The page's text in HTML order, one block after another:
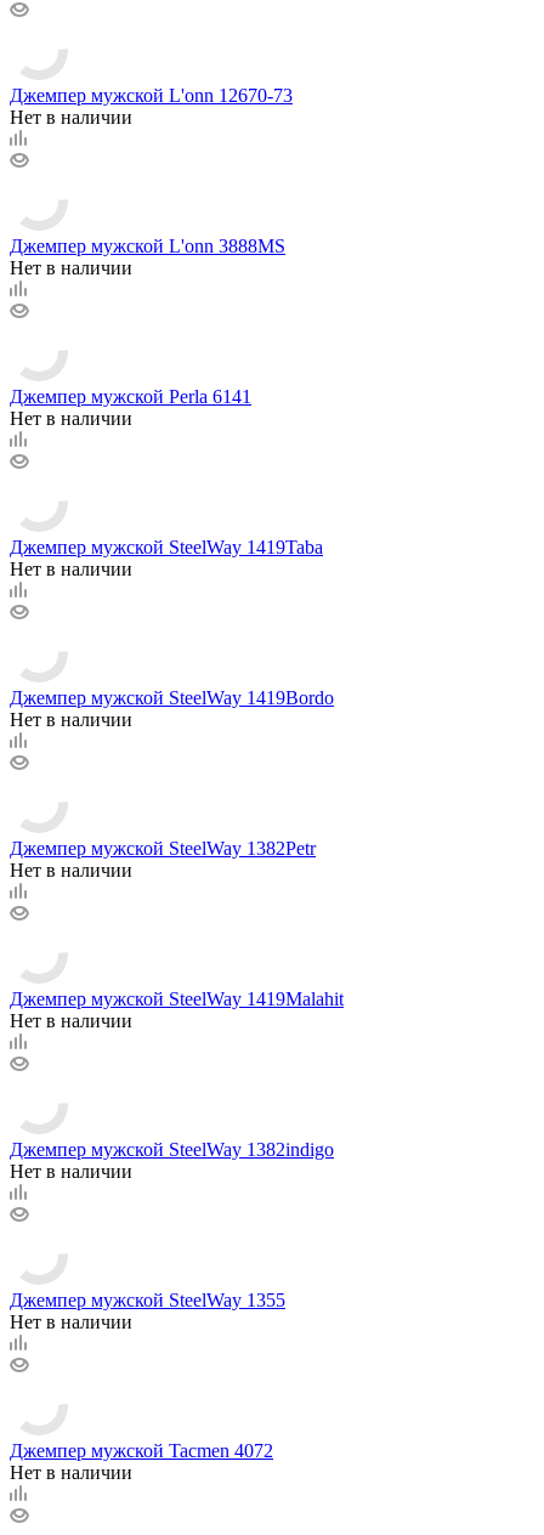
Джемпер мужской L'onn 12670-73
Нет в наличии
Джемпер мужской L'onn 3888MS
Нет в наличии
Джемпер мужской Perla 6141
Нет в наличии
Джемпер мужской SteelWay 1419Taba
Нет в наличии
Джемпер мужской SteelWay 1419Bordo
Нет в наличии
Джемпер мужской SteelWay 1382Petr
Нет в наличии
Джемпер мужской SteelWay 1419Malahit
Нет в наличии
Джемпер мужской SteelWay 1382indigo
Нет в наличии
Джемпер мужской SteelWay 1355
Нет в наличии
Джемпер мужской Tacmen 4072
Нет в наличии